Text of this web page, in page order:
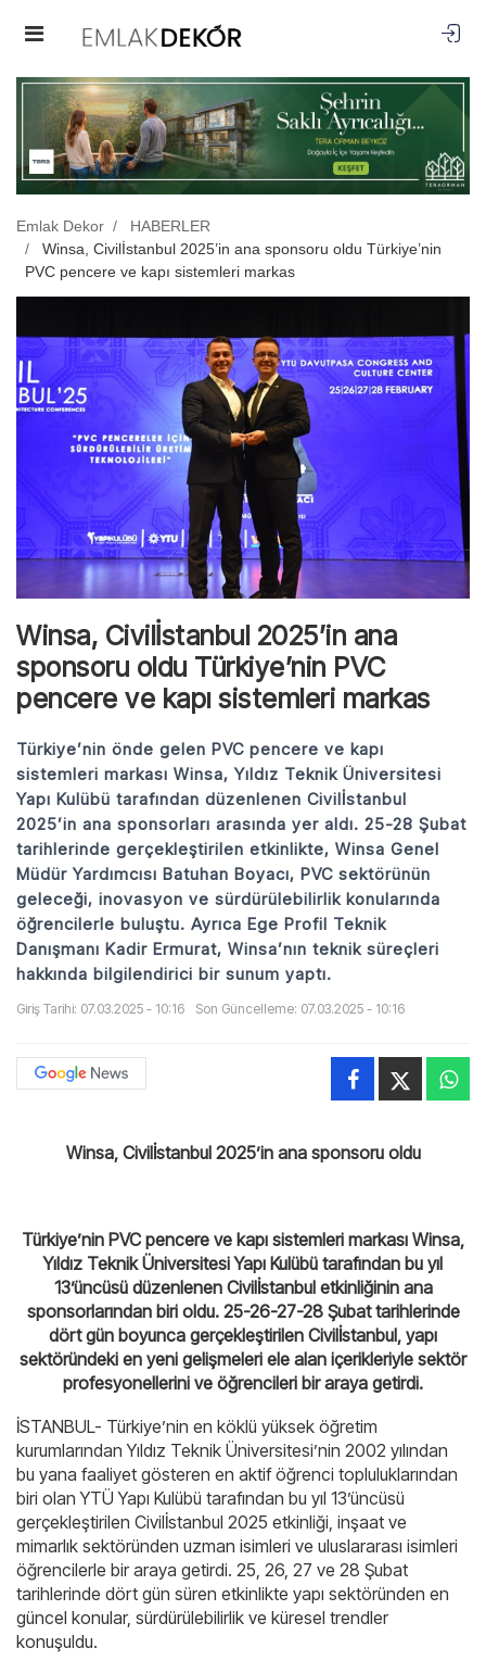
Emlak Dekor
HABERLER
Winsa, Civilİstanbul 2025’in ana sponsoru oldu Türkiye’nin
PVC pencere ve kapı sistemleri markas
Winsa, Civilİstanbul 2025’in ana
sponsoru oldu Türkiye’nin PVC
pencere ve kapı sistemleri markas
Türkiye’nin önde gelen PVC pencere ve kapı
sistemleri markası Winsa, Yıldız Teknik Üniversitesi
Yapı Kulübü tarafından düzenlenen Civilİstanbul
2025’in ana sponsorları arasında yer aldı. 25-28 Şubat
tarihlerinde gerçekleştirilen etkinlikte, Winsa Genel
Müdür Yardımcısı Batuhan Boyacı, PVC sektörünün
geleceği, inovasyon ve sürdürülebilirlik konularında
öğrencilerle buluştu. Ayrıca Ege Profil Teknik
Danışmanı Kadir Ermurat, Winsa’nın teknik süreçleri
hakkında bilgilendirici bir sunum yaptı.
Giriş Tarihi: 07.03.2025 - 10:16 Son Güncelleme: 07.03.2025 - 10:16
Winsa, Civilİstanbul 2025’in ana sponsoru oldu
Türkiye’nin PVC pencere ve kapı sistemleri markası Winsa,
Yıldız Teknik Üniversitesi Yapı Kulübü tarafından bu yıl
13’üncüsü düzenlenen Civilİstanbul etkinliğinin ana
sponsorlarından biri oldu. 25-26-27-28 Şubat tarihlerinde
dört gün boyunca gerçekleştirilen Civilİstanbul, yapı
sektöründeki en yeni gelişmeleri ele alan içerikleriyle sektör
profesyonellerini ve öğrencileri bir araya getirdi.
İSTANBUL- Türkiye’nin en köklü yüksek öğretim
kurumlarından Yıldız Teknik Üniversitesi’nin 2002 yılından
bu yana faaliyet gösteren en aktif öğrenci topluluklarından
biri olan YTÜ Yapı Kulübü tarafından bu yıl 13’üncüsü
gerçekleştirilen Civilİstanbul 2025 etkinliği, inşaat ve
mimarlık sektöründen uzman isimleri ve uluslararası isimleri
öğrencilerle bir araya getirdi. 25, 26, 27 ve 28 Şubat
tarihlerinde dört gün süren etkinlikte yapı sektöründen en
güncel konular, sürdürülebilirlik ve küresel trendler
konuşuldu.